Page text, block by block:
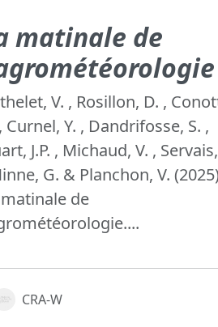
matinale de
V. , Rosillon, D. ,
Curnel, Y. , Dandrifosse, S. ,
J.P. , Michaud, V. ,
G. & Planchon, V.
matinale de
CRA-W